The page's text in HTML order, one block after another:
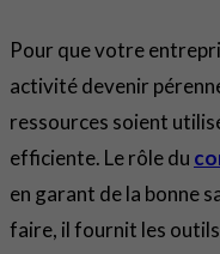
Pour que votre
activité devenir
ressources soient
efficiente. Le rôle du
en garant de la bonne
faire, il fournit les